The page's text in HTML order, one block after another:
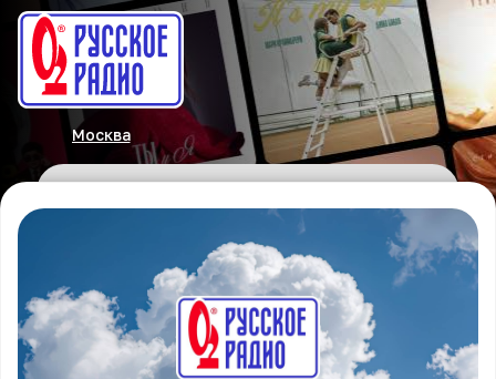
Москва